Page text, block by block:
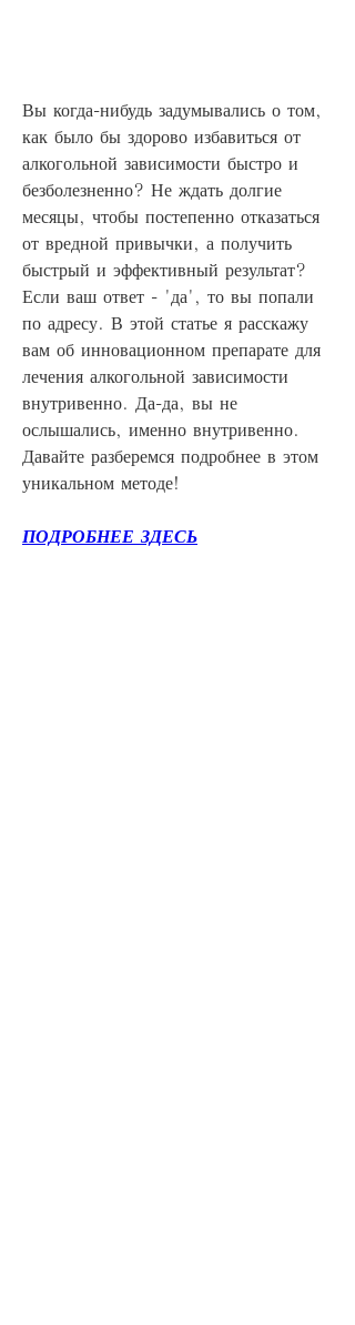
Вы когда-нибудь задумывались о том,
как было бы здорово избавиться от
алкогольной зависимости быстро и
безболезненно? Не ждать долгие
месяцы, чтобы постепенно отказаться
от вредной привычки, а получить
быстрый и эффективный результат?
Если ваш ответ - 'да', то вы попали
по адресу. В этой статье я расскажу
вам об инновационном препарате для
лечения алкогольной зависимости
внутривенно. Да-да, вы не
ослышались, именно внутривенно.
Давайте разберемся подробнее в этом
уникальном методе!
ПОДРОБНЕЕ ЗДЕСЬ